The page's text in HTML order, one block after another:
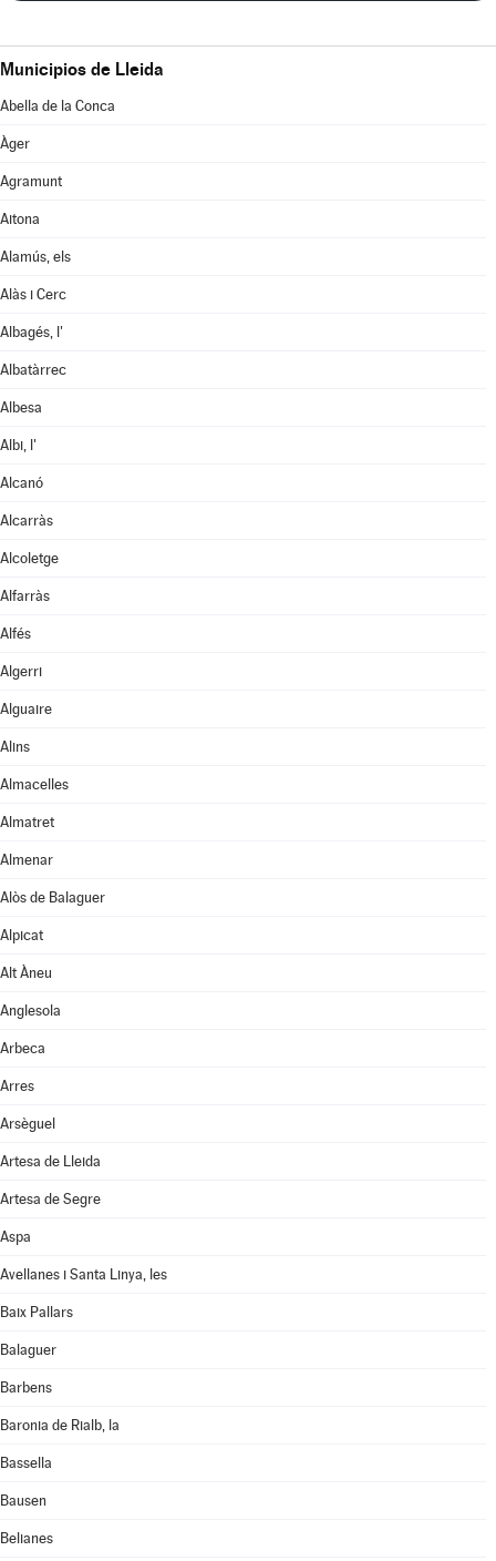
Municipios de Lleida
Abella de la Conca
Àger
Agramunt
Aitona
Alamús, els
Alàs i Cerc
Albagés, l'
Albatàrrec
Albesa
Albi, l'
Alcanó
Alcarràs
Alcoletge
Alfarràs
Alfés
Algerri
Alguaire
Alins
Almacelles
Almatret
Almenar
Alòs de Balaguer
Alpicat
Alt Àneu
Anglesola
Arbeca
Arres
Arsèguel
Artesa de Lleida
Artesa de Segre
Aspa
Avellanes i Santa Linya, les
Baix Pallars
Balaguer
Barbens
Baronia de Rialb, la
Bassella
Bausen
Belianes